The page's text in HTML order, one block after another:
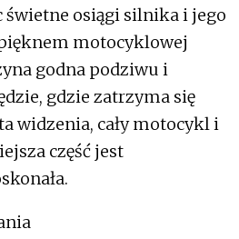
świetne osiągi silnika i jego
motocyklowej
godna podziwu i
gdzie zatrzyma się
widzenia, cały motocykl i
część jest